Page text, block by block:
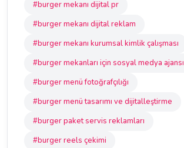
#burger mekanı dijital pr
#burger mekanı dijital reklam
#burger mekanı kurumsal kimlik çalışması
#burger mekanları için sosyal medya ajansı
#burger menü fotoğrafçılığı
#burger menü tasarımı ve dijitalleştirme
#burger paket servis reklamları
#burger reels çekimi